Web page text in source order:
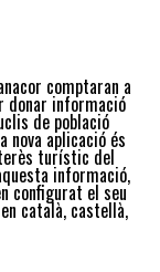
comptaran a
donar informació
de població
nova aplicació és
turístic del
informació,
configurat el seu
català, castellà,